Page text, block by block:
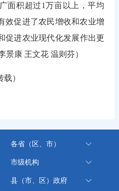
面积超过1万亩以上，平均
效促进了农民增收和农业增
促进农业现代化发展作出更
景康 王文花 温则芬）
）
各省（区、市）
市级机构
县（市、区）政府